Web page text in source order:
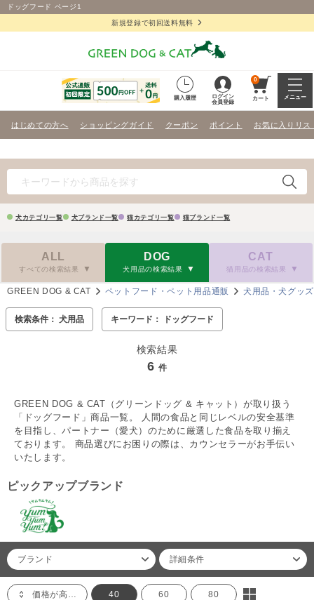
ドッグフード ページ1
新規登録で初回送料無料
購入履歴
ログイン
会員登録
0
カート メニュー
はじめての方へ ショッピングガイド クーポン ポイント お気に入りリス
犬カテゴリ一覧 犬ブランド一覧 猫カテゴリ一覧 猫ブランド一覧
ALL
すべての検索結果
DOG
犬用品の検索結果
CAT
猫用品の検索結果
GREEN DOG & CAT ペットフード・ペット用品通販 犬用品・犬グッズ
検索条件： 犬用品 キーワード： ドッグフード
検索結果
6 件
GREEN DOG & CAT（グリーンドッグ & キャット）が取り扱う
「ドッグフード」商品一覧。 人間の食品と同じレベルの安全基準
を目指し、パートナー（愛犬）のために厳選した食品を取り揃え
ております。 商品選びにお困りの際は、カウンセラーがお手伝い
いたします。
ピックアップブランド
ブランド 詳細条件
価格が高い順 40 60 80